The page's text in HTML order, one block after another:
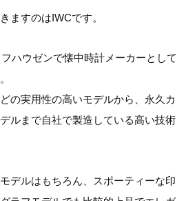
ますのはIWCです。
ハウゼンで懐中時計メーカーとして
の実用性の高いモデルから、永久カ
ルまで自社で製造している高い技術
デルはもちろん、スポーティーな印